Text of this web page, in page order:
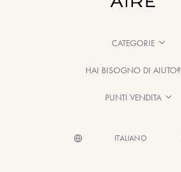
CATEGORIE
HAI BISOGNO DI AIUTO?
PUNTI VENDITA